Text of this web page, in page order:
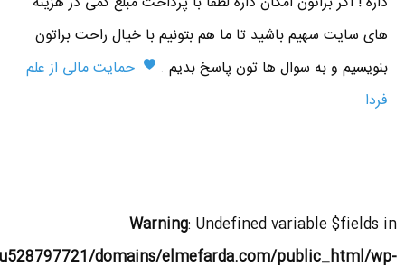
های سایت سهیم باشید تا ما هم بتونیم با خیال راحت براتون
بنویسیم و به سوال ها تون پاسخ بدیم .
حمایت مالی از علم
فردا
Warning: Undefined variable $fields in
domains/elmefarda.com/public_html/wp-